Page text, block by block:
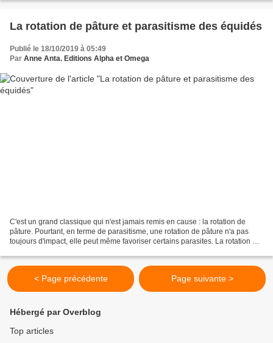
La rotation de pâture et parasitisme des équidés
Publié le 18/10/2019 à 05:49
Par Anne Anta. Editions Alpha et Omega
C'est un grand classique qui n'est jamais remis en cause : la rotation de
pâture. Pourtant, en terme de parasitisme, une rotation de pâture n'a pas
toujours d'impact, elle peut même favoriser certains parasites. La rotation de
< Page précédente Page suivante >
Hébergé par Overblog
Top articles